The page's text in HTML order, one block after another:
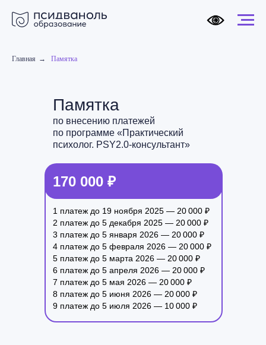
Главная → Памятка
по внесению платежей
по программе «Практический
психолог. PSY2.0-консультант»
Памятка
170 000 ₽
1 платеж до 19 ноября 2025 — 20 000 ₽
2 платеж до 5 декабря 2025 — 20 000 ₽
3 платеж до 5 января 2026 — 20 000 ₽
4 платеж до 5 февраля 2026 — 20 000 ₽
5 платеж до 5 марта 2026 — 20 000 ₽
6 платеж до 5 апреля 2026 — 20 000 ₽
7 платеж до 5 мая 2026 — 20 000 ₽
8 платеж до 5 июня 2026 — 20 000 ₽
9 платеж до 5 июля 2026 — 10 000 ₽